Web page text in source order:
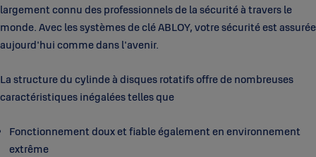
largement connu des professionnels de la sécurité à travers le
monde. Avec les systèmes de clé ABLOY, votre sécurité est assurée
aujourd'hui comme dans l'avenir.
La structure du cylinde à disques rotatifs offre de nombreuses
caractéristiques inégalées telles que
Fonctionnement doux et fiable également en environnement
extrême